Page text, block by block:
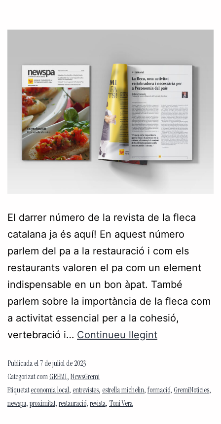
El darrer número de la revista de la fleca
catalana ja és aquí! En aquest número
parlem del pa a la restauració i com els
restaurants valoren el pa com un element
indispensable en un bon àpat. També
parlem sobre la importància de la fleca com
a activitat essencial per a la cohesió,
vertebració i… Continueu llegint
Publicada el 7 de juliol de 2023
Categorizat com GREMI, NewsGremi
Etiquetateconomia local, entrevistes, estrella michelin, formació, GremiNoticies,
newspa, proximitat, restauració, revista, Toni Vera